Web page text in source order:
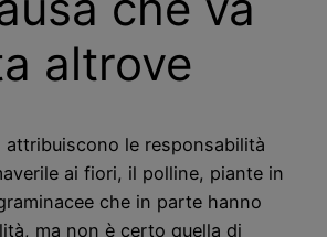
altrove
attribuiscono le responsabilità
ai fiori, il polline, piante in
che in parte hanno
ma non è certo quella di